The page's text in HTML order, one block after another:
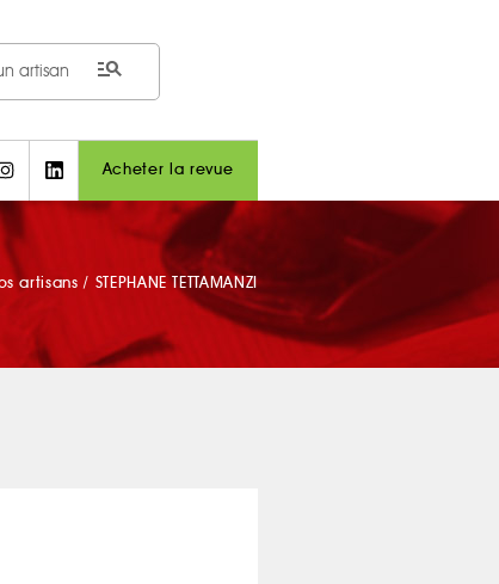
manage_search
Acheter la revue
artisans / STEPHANE TETTAMANZI